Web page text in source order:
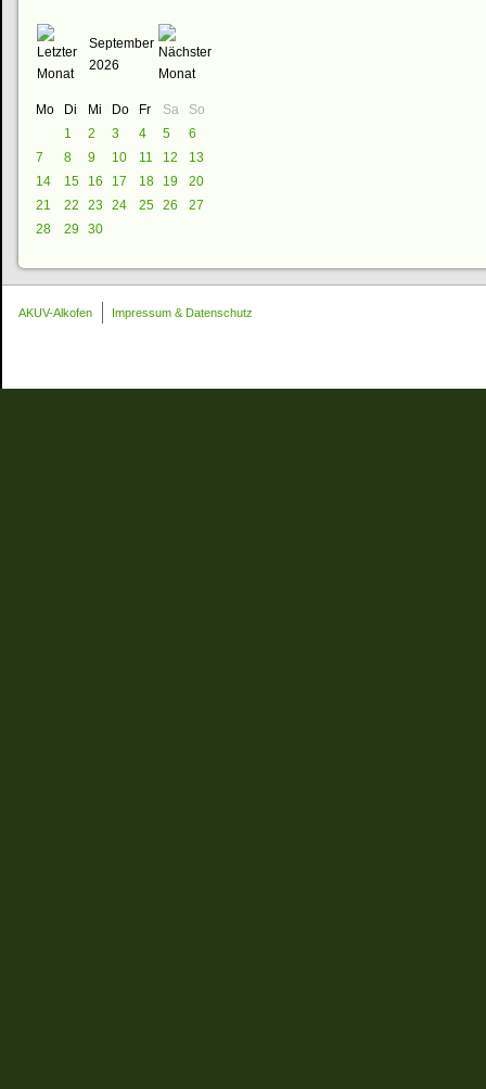
September
2026
Mo Di Mi Do Fr Sa
So
1
2 3 4 5
6
7
8 9 10 11 12
13
14
15 16 17 18 19
20
21
22 23 24 25 26
27
28
29 30
AKUV-Alkofen Impressum & Datenschutz